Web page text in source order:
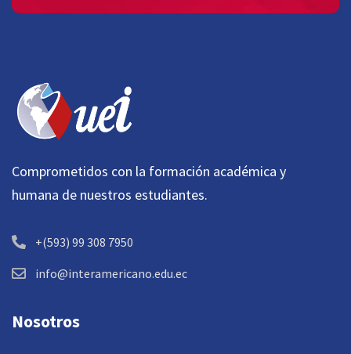
Comprometidos con la formación académica y
humana de nuestros estudiantes.
+(593) 99 308 7950
info@interamericano.edu.ec
Nosotros